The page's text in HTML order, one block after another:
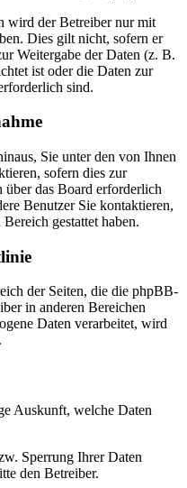
wird der Betreiber nur mit
Dies gilt nicht, sofern er
Weitergabe der Daten (z. B.
ist oder die Daten zur
sind.
Sie unter den von Ihnen
sofern dies zur
das Board erforderlich
Benutzer Sie kontaktieren,
gestattet haben.
der Seiten, die die phpBB-
in anderen Bereichen
Daten verarbeitet, wird
Auskunft, welche Daten
Sperrung Ihrer Daten
den Betreiber.